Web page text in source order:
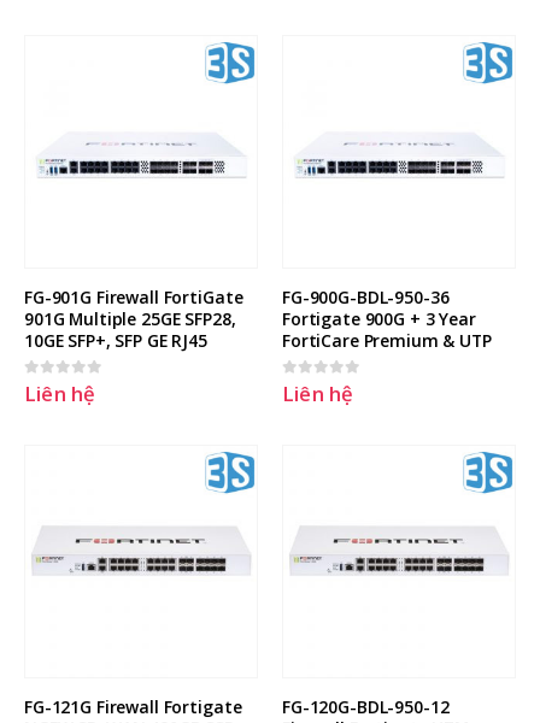
FG-901G Firewall FortiGate
901G Multiple 25GE SFP28,
10GE SFP+, SFP GE RJ45
0 out of 5
Liên hệ
FG-900G-BDL-950-36
Fortigate 900G + 3 Year
FortiCare Premium & UTP
0 out of 5
Liên hệ
FG-121G Firewall Fortigate
FG-120G-BDL-950-12